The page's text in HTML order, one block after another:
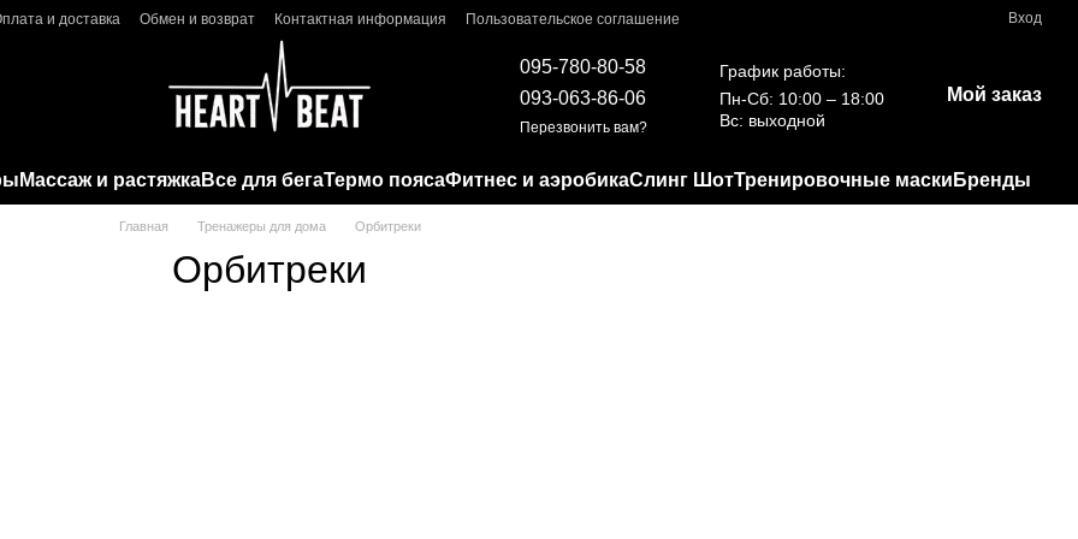
и доставка Обмен и возврат Контактная информация Пользовательское соглашение Вход
095-780-80-58
093-063-86-06
Перезвонить вам?
График работы:
Пн-Сб: 10:00 – 18:00
Вс: выходной
Мой заказ
Массаж и растяжкаВсе для бегаТермо поясаФитнес и аэробикаСлинг ШотТренировочные маски Бренды
Главная Тренажеры для дома Орбитреки
Орбитреки